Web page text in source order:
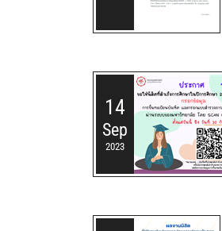
14
Sep
2023